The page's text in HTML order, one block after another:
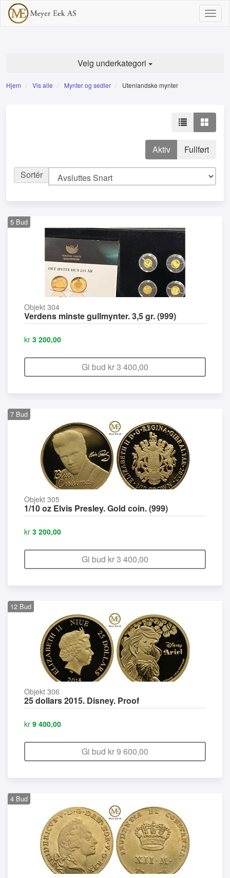
Velg underkategori
Hjem Vis alle Mynter og sedler Utenlandske mynter
Aktiv Fullført
Sortér
5 Bud
Objekt 304
Verdens minste gullmynter. 3,5 gr. (999)
kr 3 200,00
Gi bud kr3 400,00
7 Bud
Objekt 305
1/10 oz Elvis Presley. Gold coin. (999)
kr 3 200,00
Gi bud kr3 400,00
12 Bud
Objekt 306
25 dollars 2015. Disney. Proof
kr 9 400,00
Gi bud kr9 600,00
4 Bud